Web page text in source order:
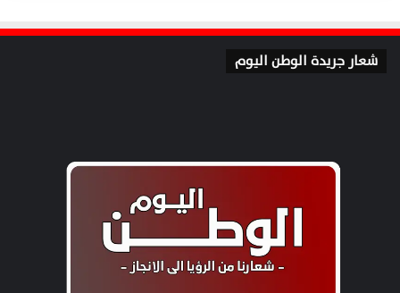
شعار جريدة الوطن اليوم